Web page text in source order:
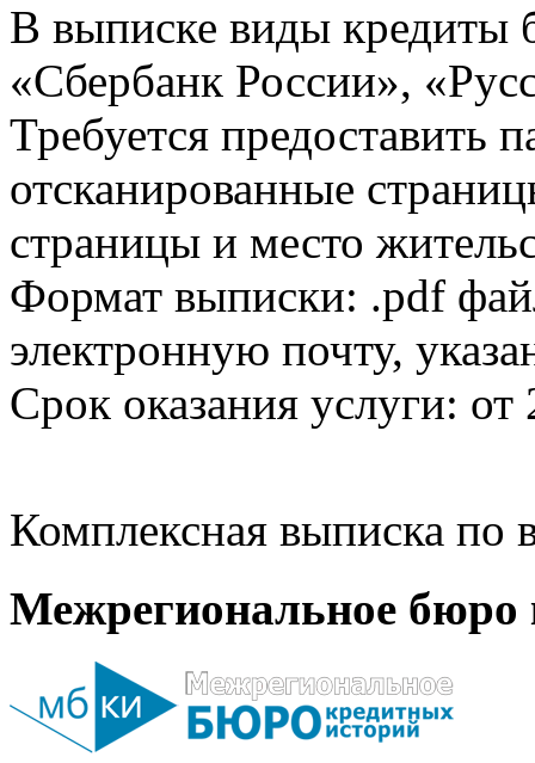
В выписке виды кредиты
«Сбербанк России»,
Требуется предоставить
отсканированные
страницы и место
Формат выписки: .pdf
электронную почту,
Срок оказания услуги: от
Комплексная выписка
Межрегиональное бюро